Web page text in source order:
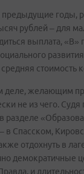
предыдущие годы,
рублей – для
выплата, «В»
стоимость
деле, желающим
не из чего.
разделе
в Спасском,
отдохнуть в
демократичные
и